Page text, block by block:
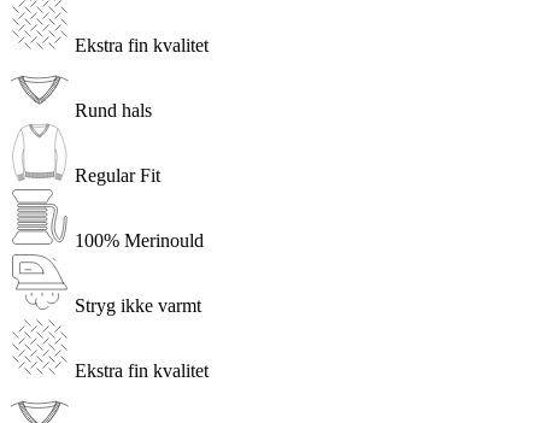
Ekstra fin kvalitet
Rund hals
Regular Fit
100% Merinould
Stryg ikke varmt
Ekstra fin kvalitet